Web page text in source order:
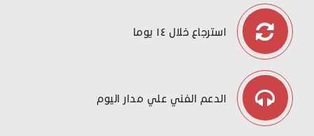
استرجاع خلال ١٤ يوما
الدعم الفني علي مدار اليوم